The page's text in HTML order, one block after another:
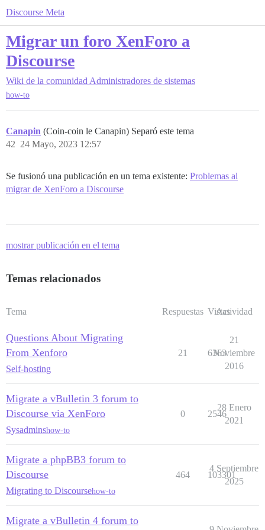
Discourse Meta
Migrar un foro XenForo a
Discourse
Wiki de la comunidad Administradores de sistemas
how-to
Canapin (Coin-coin le Canapin) Separó este tema
24 Mayo, 2023 12:57
42
Se fusionó una publicación en un tema existente: Problemas al
migrar de XenForo a Discourse
mostrar publicación en el tema
Temas relacionados
Tema Respuestas Vistas
Actividad
Questions About Migrating
From Xenforo
Self-hosting
21 6363
21
Noviembre
2016
Migrate a vBulletin 3 forum to
Discourse via XenForo
Sysadminshow-to
0 2546
28 Enero
2021
Migrate a phpBB3 forum to
Discourse
Migrating to Discoursehow-to
464 103301
4 Septiembre
2025
Migrate a vBulletin 4 forum to